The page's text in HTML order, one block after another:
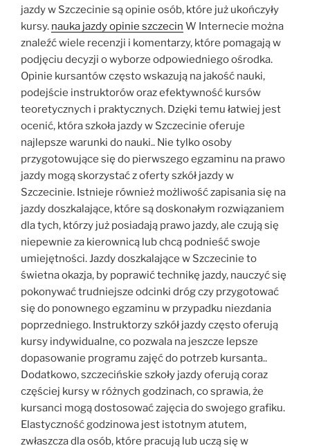
jazdy w Szczecinie są opinie osób, które już ukończyły
kursy. nauka jazdy opinie szczecin W Internecie można
znaleźć wiele recenzji i komentarzy, które pomagają w
podjęciu decyzji o wyborze odpowiedniego ośrodka.
Opinie kursantów często wskazują na jakość nauki,
podejście instruktorów oraz efektywność kursów
teoretycznych i praktycznych. Dzięki temu łatwiej jest
ocenić, która szkoła jazdy w Szczecinie oferuje
najlepsze warunki do nauki.. Nie tylko osoby
przygotowujące się do pierwszego egzaminu na prawo
jazdy mogą skorzystać z oferty szkół jazdy w
Szczecinie. Istnieje również możliwość zapisania się na
jazdy doszkalające, które są doskonałym rozwiązaniem
dla tych, którzy już posiadają prawo jazdy, ale czują się
niepewnie za kierownicą lub chcą podnieść swoje
umiejętności. Jazdy doszkalające w Szczecinie to
świetna okazja, by poprawić technikę jazdy, nauczyć się
pokonywać trudniejsze odcinki dróg czy przygotować
się do ponownego egzaminu w przypadku niezdania
poprzedniego. Instruktorzy szkół jazdy często oferują
kursy indywidualne, co pozwala na jeszcze lepsze
dopasowanie programu zajęć do potrzeb kursanta..
Dodatkowo, szczecińskie szkoły jazdy oferują coraz
częściej kursy w różnych godzinach, co sprawia, że
kursanci mogą dostosować zajęcia do swojego grafiku.
Elastyczność godzinowa jest istotnym atutem,
zwłaszcza dla osób, które pracują lub uczą się w